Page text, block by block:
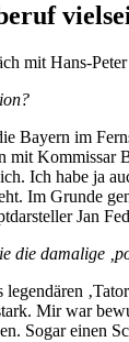
mit Hans-
Bayern im
mit
Ich habe ja
Im Grunde
Jan
die damalige
legendären
Mir war
Sogar einen